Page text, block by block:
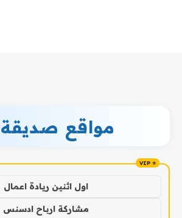
مواقع صديقة
اول اثنين ريادة اعمال
مشاركة ارباح ادسنس